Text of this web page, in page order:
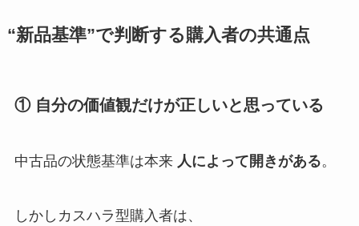
“新品基準”で判断する購入者の共通点
① 自分の価値観だけが正しいと思っている
中古品の状態基準は本来 人によって開きがある。
しかしカスハラ型購入者は、